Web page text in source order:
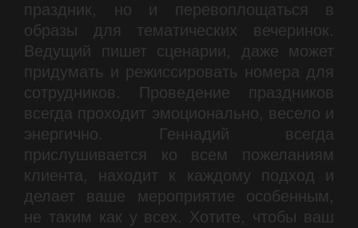
праздник, но и перевоплощаться в
образы для тематических вечеринок.
Ведущий пишет сценарии, даже может
придумать и режиссировать номера для
сотрудников. Проведение праздников
всегда проходит эмоционально, весело и
энергично. Геннадий всегда
прислушивается ко всем пожеланиям
клиента, находит к каждому подход и
делает ваше мероприятие особенным,
не таким как у всех. Хотите, чтобы ваш